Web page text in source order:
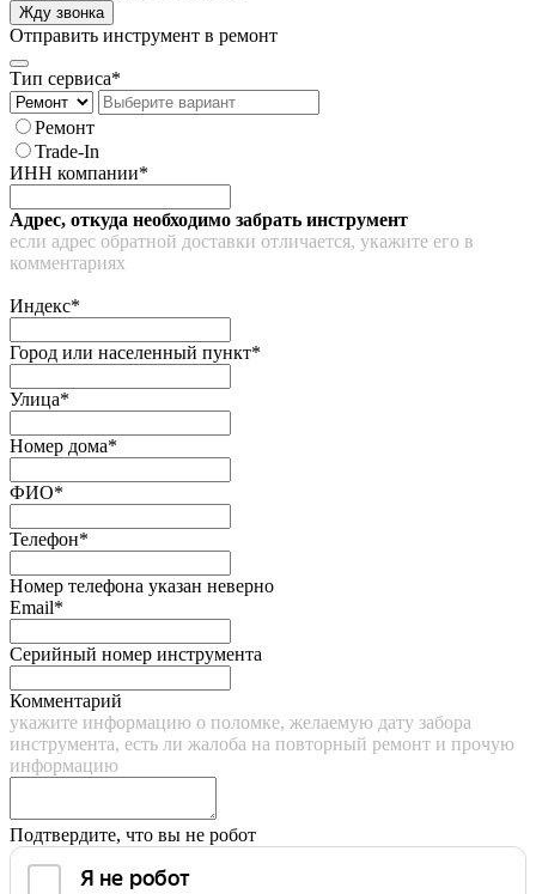
Жду звонка
Отправить инструмент в ремонт
Тип сервиса*
Ремонт
Trade-In
ИНН компании*
Адрес, откуда необходимо забрать инструмент
если адрес обратной доставки отличается, укажите его в
комментариях
Индекс*
Город или населенный пункт*
Улица*
Номер дома*
ФИО*
Телефон*
Номер телефона указан неверно
Email*
Серийный номер инструмента
Комментарий
укажите информацию о поломке, желаемую дату забора
инструмента, есть ли жалоба на повторный ремонт и прочую
информацию
Подтвердите, что вы не робот